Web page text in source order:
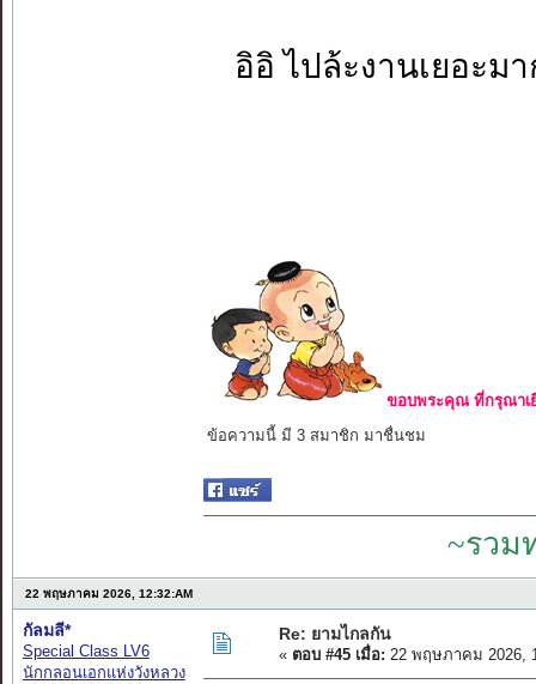
อิอิ ไปล้ะงานเยอะม
ขอบพระคุณ ที่กรุณาเ
ข้อความนี้ มี 3 สมาชิก มาชื่นชม
~รวม
22 พฤษภาคม 2026, 12:32:AM
กัลมลี*
Special Class LV6
นักกลอนเอกแห่งวังหลวง
Re: ยามไกลกัน
« ตอบ #45 เมื่อ: 22 พฤษภาคม 2026,